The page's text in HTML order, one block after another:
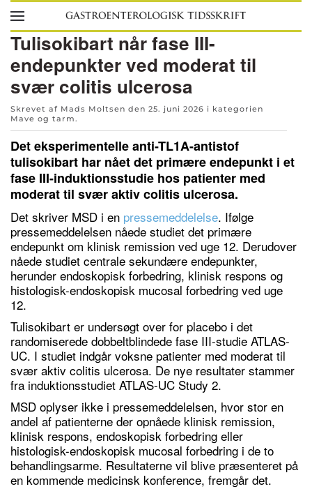
Skip to main content
Tulisokibart når fase III-
endepunkter ved moderat til
svær colitis ulcerosa
Skrevet af Mads Moltsen den 25. juni 2026 i kategorien
Mave og tarm.
Det eksperimentelle anti-TL1A-antistof
tulisokibart har nået det primære endepunkt i et
fase III-induktionsstudie hos patienter med
moderat til svær aktiv colitis ulcerosa.
Det skriver MSD i en pressemeddelelse. Ifølge
pressemeddelelsen nåede studiet det primære
endepunkt om klinisk remission ved uge 12. Derudover
nåede studiet centrale sekundære endepunkter,
herunder endoskopisk forbedring, klinisk respons og
histologisk-endoskopisk mucosal forbedring ved uge
12.
Tulisokibart er undersøgt over for placebo i det
randomiserede dobbeltblindede fase III-studie ATLAS-
UC. I studiet indgår voksne patienter med moderat til
svær aktiv colitis ulcerosa. De nye resultater stammer
fra induktionsstudiet ATLAS-UC Study 2.
MSD oplyser ikke i pressemeddelelsen, hvor stor en
andel af patienterne der opnåede klinisk remission,
klinisk respons, endoskopisk forbedring eller
histologisk-endoskopisk mucosal forbedring i de to
behandlingsarme. Resultaterne vil blive præsenteret på
en kommende medicinsk konference, fremgår det.